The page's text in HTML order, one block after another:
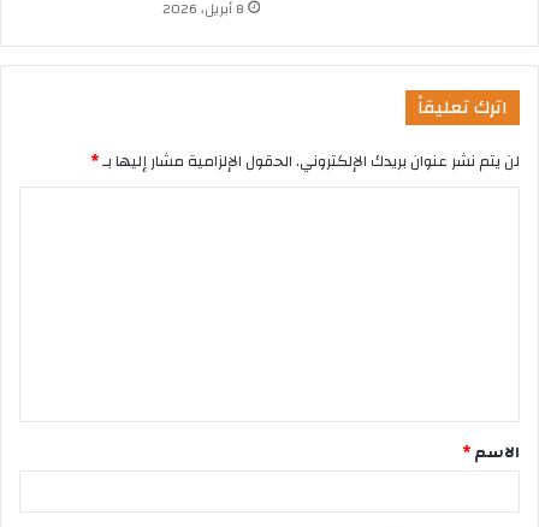
8 أبريل، 2026
اترك تعليقاً
لن يتم نشر عنوان بريدك الإلكتروني.الحقول الإلزامية مشار إليها بـ*
الاسم*